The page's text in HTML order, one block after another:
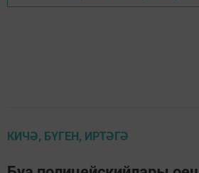
КИЧӘ, БҮГЕН, ИРТӘГӘ